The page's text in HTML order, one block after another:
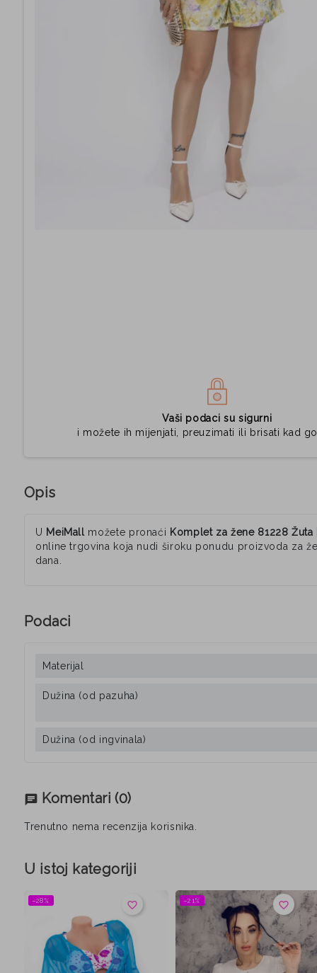
Vaši podaci su sigurni
i možete ih mijenjati, preuzimati ili brisati kad
Opis
U MeiMall možete pronaći Komplet za žene 81228 Žuta
online trgovina koja nudi široku ponudu proizvoda za
dana.
Podaci
Materijal
Dužina (od pazuha)
Dužina (od ingvinala)
chat Komentari (0)
Trenutno nema recenzija korisnika.
U istoj kategoriji
favorite_border
−28% favorite_border
−21%